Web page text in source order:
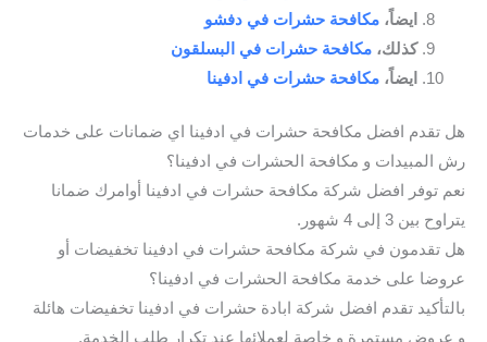
ايضاً، مكافحة حشرات في دفشو
كذلك، مكافحة حشرات في البسلقون
ايضاً، مكافحة حشرات في ادفينا
هل تقدم افضل مكافحة حشرات في ادفينا اي ضمانات على خدمات
رش المبيدات و مكافحة الحشرات في ادفينا؟
نعم توفر افضل شركة مكافحة حشرات في ادفينا أوامرك ضمانا
يتراوح بين 3 إلى 4 شهور.
هل تقدمون في شركة مكافحة حشرات في ادفينا تخفيضات أو
عروضا على خدمة مكافحة الحشرات في ادفينا؟
بالتأكيد تقدم افضل شركة ابادة حشرات في ادفينا تخفيضات هائلة
و عروض مستمرة و خاصة لعملائها عند تكرار طلب الخدمة.